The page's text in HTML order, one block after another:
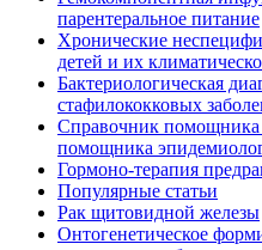
парентеральное питание
Хронические
детей и их
Бактериологическая
стафилококковых
Справочник помощника
помощника
Гормоно-терапия
Популярные статьи
Рак щитовидной железы
Онтогенетическое